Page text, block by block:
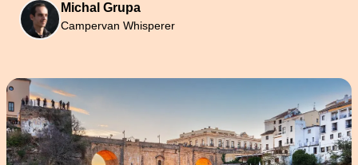
Michal Grupa
Campervan Whisperer